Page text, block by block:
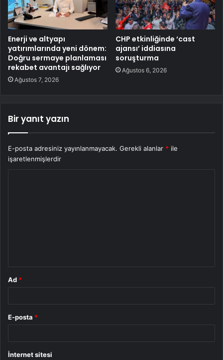
Enerji ve altyapı
yatırımlarında yeni dönem:
Doğru sermaye planlaması
rekabet avantajı sağlıyor
Ağustos 7, 2026
CHP etkinliğinde ‘cast
ajansı’ iddiasına
soruşturma
Ağustos 6, 2026
Bir yanıt yazın
E-posta adresiniz yayınlanmayacak. Gerekli alanlar * ile
işaretlenmişlerdir
Ad *
E-posta *
İnternet sitesi